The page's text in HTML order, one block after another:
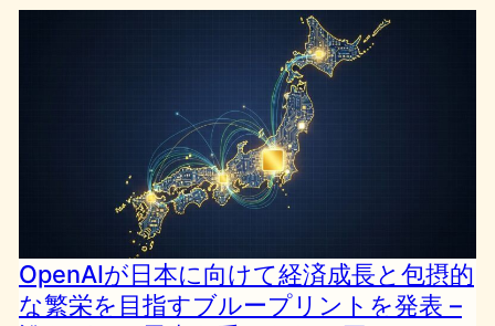
OpenAIが日本に向けて経済成長と包摂的
な繁栄を目指すブループリントを発表 –